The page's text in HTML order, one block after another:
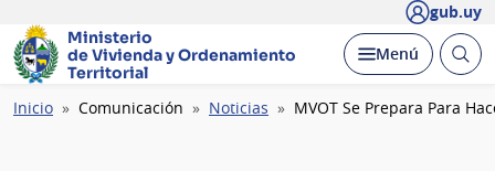
gub.uy
Ministerio
de Vivienda yOrdenamiento
Territorial
Desplegar
Menú Abrir
Ruta
Inicio Comunicación Noticias MVOT Se Prepara Para